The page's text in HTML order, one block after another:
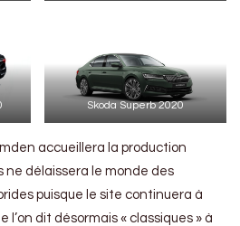
Skoda Superb 2020
accueillera la production
ne délaissera le monde des
puisque le site continuera à
l’on dit désormais « classiques » à